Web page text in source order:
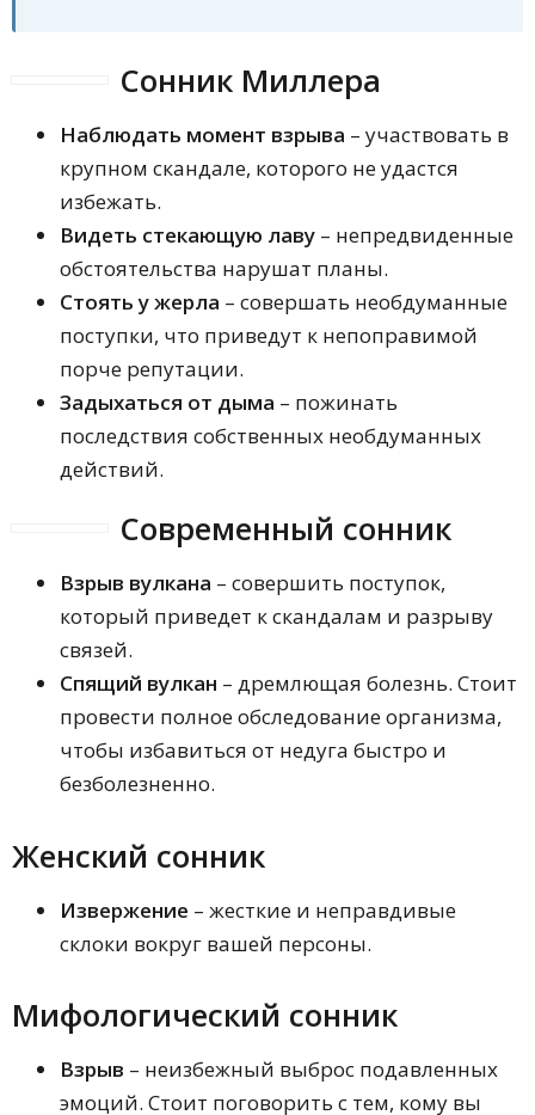
Сонник Миллера
Наблюдать момент взрыва – участвовать в
крупном скандале, которого не удастся
избежать.
Видеть стекающую лаву – непредвиденные
обстоятельства нарушат планы.
Стоять у жерла – совершать необдуманные
поступки, что приведут к непоправимой
порче репутации.
Задыхаться от дыма – пожинать
последствия собственных необдуманных
действий.
Современный сонник
Взрыв вулкана – совершить поступок,
который приведет к скандалам и разрыву
связей.
Спящий вулкан – дремлющая болезнь. Стоит
провести полное обследование организма,
чтобы избавиться от недуга быстро и
безболезненно.
Женский сонник
Извержение – жесткие и неправдивые
склоки вокруг вашей персоны.
Мифологический сонник
Взрыв – неизбежный выброс подавленных
эмоций. Стоит поговорить с тем, кому вы